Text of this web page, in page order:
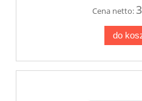
Cena netto:
do